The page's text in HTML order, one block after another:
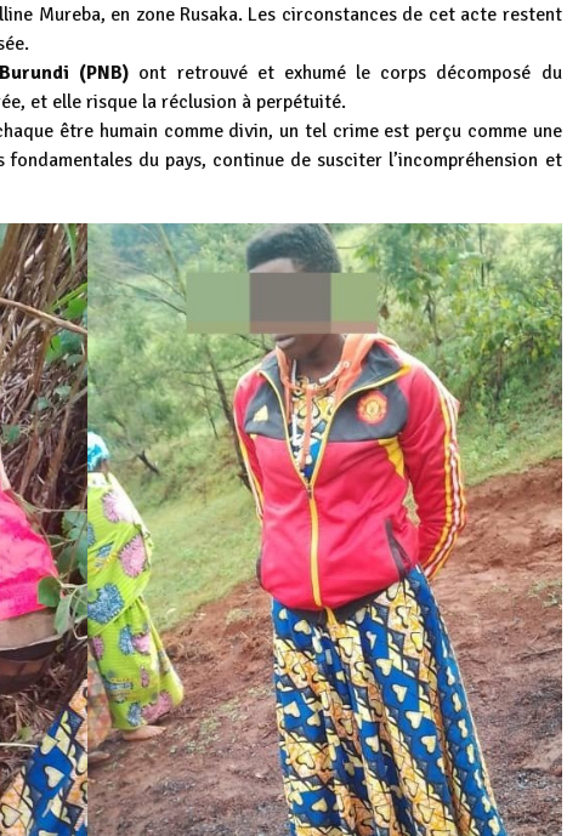
Mureba, en zone Rusaka. Les circonstances de cet acte restent
(PNB) ont retrouvé et exhumé le corps décomposé du
et elle risque la réclusion à perpétuité.
être humain comme divin, un tel crime est perçu comme une
du pays, continue de susciter l’incompréhension et